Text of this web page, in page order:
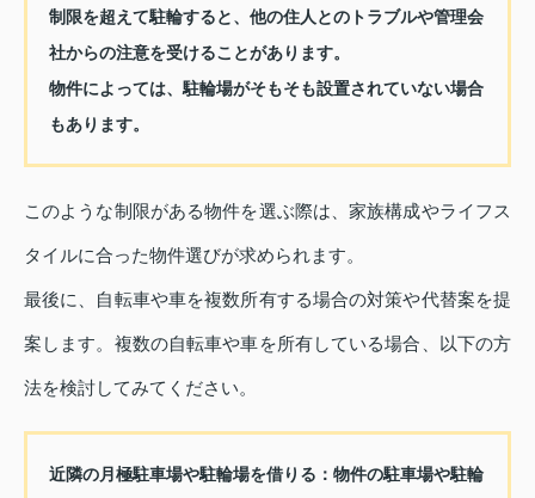
制限を超えて駐輪すると、他の住人とのトラブルや管理会
社からの注意を受けることがあります。
物件によっては、駐輪場がそもそも設置されていない場合
もあります。
このような制限がある物件を選ぶ際は、家族構成やライフス
タイルに合った物件選びが求められます。
最後に、自転車や車を複数所有する場合の対策や代替案を提
案します。複数の自転車や車を所有している場合、以下の方
法を検討してみてください。
近隣の月極駐車場や駐輪場を借りる：物件の駐車場や駐輪